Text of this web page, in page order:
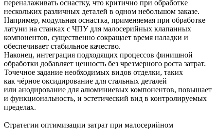
переналаживать оснастку, что критично при обработке
нескольких различных деталей в одном небольшом заказе.
Например, модульная оснастка, применяемая при обработке
латуни на станках с ЧПУдля малосерийных клапанных
компонентов, существенно сокращает время наладки и
обеспечивает стабильное качество.
Наконец, интеграция подходящих процессов финишной
обработки добавляет ценность без чрезмерного роста затрат.
Точечное задание необходимых видов отделки, таких
как чёрное оксидирование для стальных деталей
или анодирование для алюминиевых компонентов, повышает
и функциональность, и эстетический вид в контролируемых
пределах.
Стратегии оптимизации затрат при малосерийном